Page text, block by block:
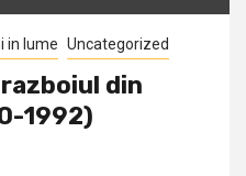
in lume Uncategorized
din
1992)